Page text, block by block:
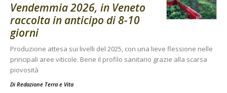
Vendemmia 2026, in Veneto
raccolta in anticipo di 8-10
giorni
Produzione attesa sui livelli del 2025, con una lieve flessione nelle
principali aree viticole. Bene il profilo sanitario grazie alla scarsa
piovosità
Di Redazione Terra e Vita